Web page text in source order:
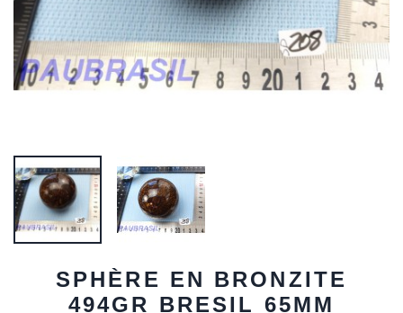
SPHÈRE EN BRONZITE
494GR BRESIL 65MM